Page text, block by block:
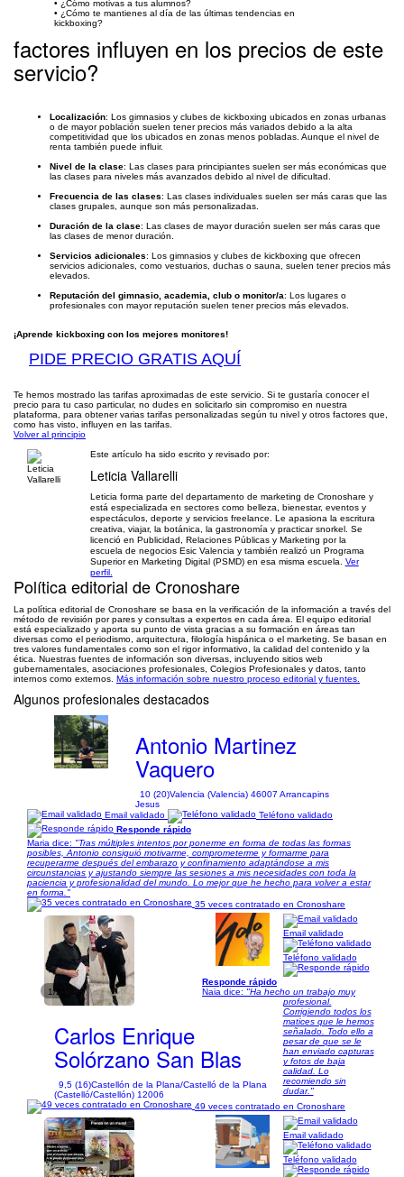
• ¿Cómo motivas a tus alumnos?
• ¿Cómo te mantienes al día de las últimas tendencias en
kickboxing?
factores influyen en los precios de este
servicio?
Localización: Los gimnasios y clubes de kickboxing ubicados en zonas urbanas
o de mayor población suelen tener precios más variados debido a la alta
competitividad que los ubicados en zonas menos pobladas. Aunque el nivel de
renta también puede influir.
Nivel de la clase: Las clases para principiantes suelen ser más económicas que
las clases para niveles más avanzados debido al nivel de dificultad.
Frecuencia de las clases: Las clases individuales suelen ser más caras que las
clases grupales, aunque son más personalizadas.
Duración de la clase: Las clases de mayor duración suelen ser más caras que
las clases de menor duración.
Servicios adicionales: Los gimnasios y clubes de kickboxing que ofrecen
servicios adicionales, como vestuarios, duchas o sauna, suelen tener precios más
elevados.
Reputación del gimnasio, academia, club o monitor/a: Los lugares o
profesionales con mayor reputación suelen tener precios más elevados.
¡Aprende kickboxing con los mejores monitores!
PIDE PRECIO GRATIS AQUÍ
Te hemos mostrado las tarifas aproximadas de este servicio. Si te gustaría conocer el
precio para tu caso particular, no dudes en solicitarlo sin compromiso en nuestra
plataforma, para obtener varias tarifas personalizadas según tu nivel y otros factores que,
como has visto, influyen en las tarifas.
Volver al principio
Este artículo ha sido escrito y revisado por:
Leticia Vallarelli
Leticia forma parte del departamento de marketing de Cronoshare y
está especializada en sectores como belleza, bienestar, eventos y
espectáculos, deporte y servicios freelance. Le apasiona la escritura
creativa, viajar, la botánica, la gastronomía y practicar snorkel. Se
licenció en Publicidad, Relaciones Públicas y Marketing por la
escuela de negocios Esic Valencia y también realizó un Programa
Superior en Marketing Digital (PSMD) en esa misma escuela. Ver
perfil.
Política editorial de Cronoshare
La política editorial de Cronoshare se basa en la verificación de la información a través del
método de revisión por pares y consultas a expertos en cada área. El equipo editorial
está especializado y aporta su punto de vista gracias a su formación en áreas tan
diversas como el periodismo, arquitectura, filología hispánica o el marketing. Se basan en
tres valores fundamentales como son el rigor informativo, la calidad del contenido y la
ética. Nuestras fuentes de información son diversas, incluyendo sitios web
gubernamentales, asociaciones profesionales, Colegios Profesionales y datos, tanto
internos como externos. Más información sobre nuestro proceso editorial y fuentes.
Algunos profesionales destacados
Antonio Martinez
Vaquero
10 (20)Valencia (Valencia) 46007 Arrancapins
Jesus
Email validado
Teléfono validado
Responde rápido
Maria dice: "Tras múltiples intentos por ponerme en forma de todas las formas
posibles, Antonio consiguió motivarme, comprometerme y formarme para
recuperarme después del embarazo y confinamiento adaptándose a mis
circunstancias y ajustando siempre las sesiones a mis necesidades con toda la
paciencia y profesionalidad del mundo. Lo mejor que he hecho para volver a estar
en forma."
35 veces contratado en Cronoshare
1/21
Carlos Enrique
Solórzano San Blas
9,5 (16)Castellón de la Plana/Castelló de la Plana
(Castelló/Castellón) 12006
Email validado
Teléfono validado
Responde rápido
Naia dice: "Ha hecho un trabajo muy
profesional.
Corrigiendo todos los
matices que le hemos
señalado. Todo ello a
pesar de que se le
han enviado capturas
y fotos de baja
calidad. Lo
recomiendo sin
dudar."
49 veces contratado en Cronoshare
Email validado
Teléfono validado